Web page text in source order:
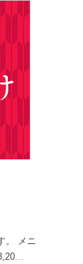
。 メニ
...